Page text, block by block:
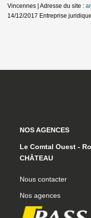
Vincennes | Adresse du site :
14/12/2017 Entreprise
NOS AGENCES
Le Comtal Ouest -
CHÂTEAU
Nous contacter
Nos agences